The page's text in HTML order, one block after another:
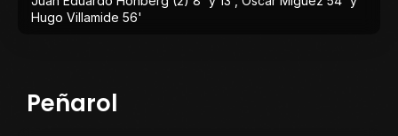
Hugo Villamide 56'
Peñarol